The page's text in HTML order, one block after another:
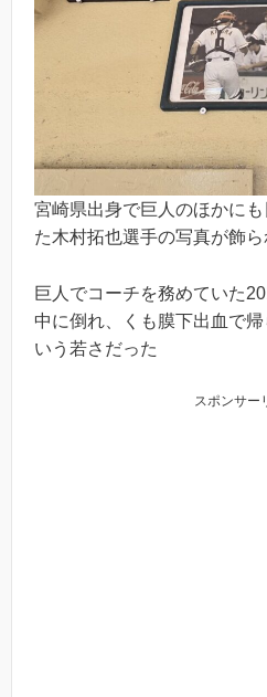
宮崎県出身で巨人のほかに
た木村拓也選手の写真が飾ら
巨人でコーチを務めていた
中に倒れ、くも膜下出血で
いう若さだった
スポンサー